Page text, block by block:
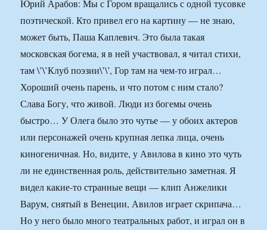
Юрий Арабов: Мы с Гором вращались с одной тусовке
поэтической. Кто привел его на картину — не знаю,
может быть, Паша Каплевич. Это была такая
московская богема, я в ней участвовал, я читал стихи,
там \’\’Клуб поэзии\’\’, Гор там на чем-то играл…
Хороший очень парень, и что потом с ним стало?
Слава Богу, что живой. Люди из богемы очень
быстро… У Олега было это чутье — у обоих актеров
или персонажей очень крупная лепка лица, очень
киногеничная. Но, видите, у Авилова в кино это чуть
ли не единственная роль, действительно заметная. Я
видел какие-то странные вещи — клип Анжелики
Варум, снятый в Венеции, Авилов играет скрипача…
Но у него было много театральных работ, и играл он в